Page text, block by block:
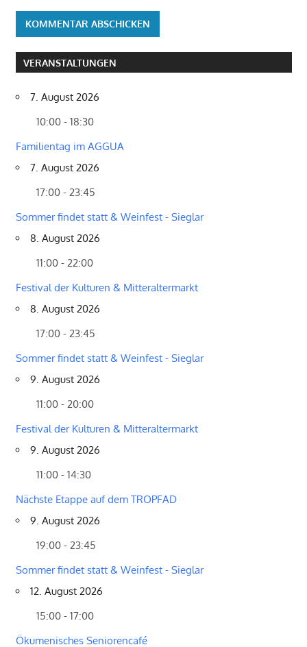
VERANSTALTUNGEN
7. August 2026
10:00 - 18:30
Familientag im AGGUA
7. August 2026
17:00 - 23:45
Sommer findet statt & Weinfest - Sieglar
8. August 2026
11:00 - 22:00
Festival der Kulturen & Mitteraltermarkt
8. August 2026
17:00 - 23:45
Sommer findet statt & Weinfest - Sieglar
9. August 2026
11:00 - 20:00
Festival der Kulturen & Mitteraltermarkt
9. August 2026
11:00 - 14:30
Nächste Etappe auf dem TROPFAD
9. August 2026
19:00 - 23:45
Sommer findet statt & Weinfest - Sieglar
12. August 2026
15:00 - 17:00
Ökumenisches Seniorencafé